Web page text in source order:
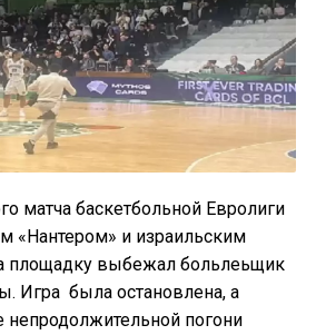
матча баскетбольной Евролиги
«Нантером» и израильским
площадку выбежал больлеьщик
Игра была остановлена, а
непродолжительной погони